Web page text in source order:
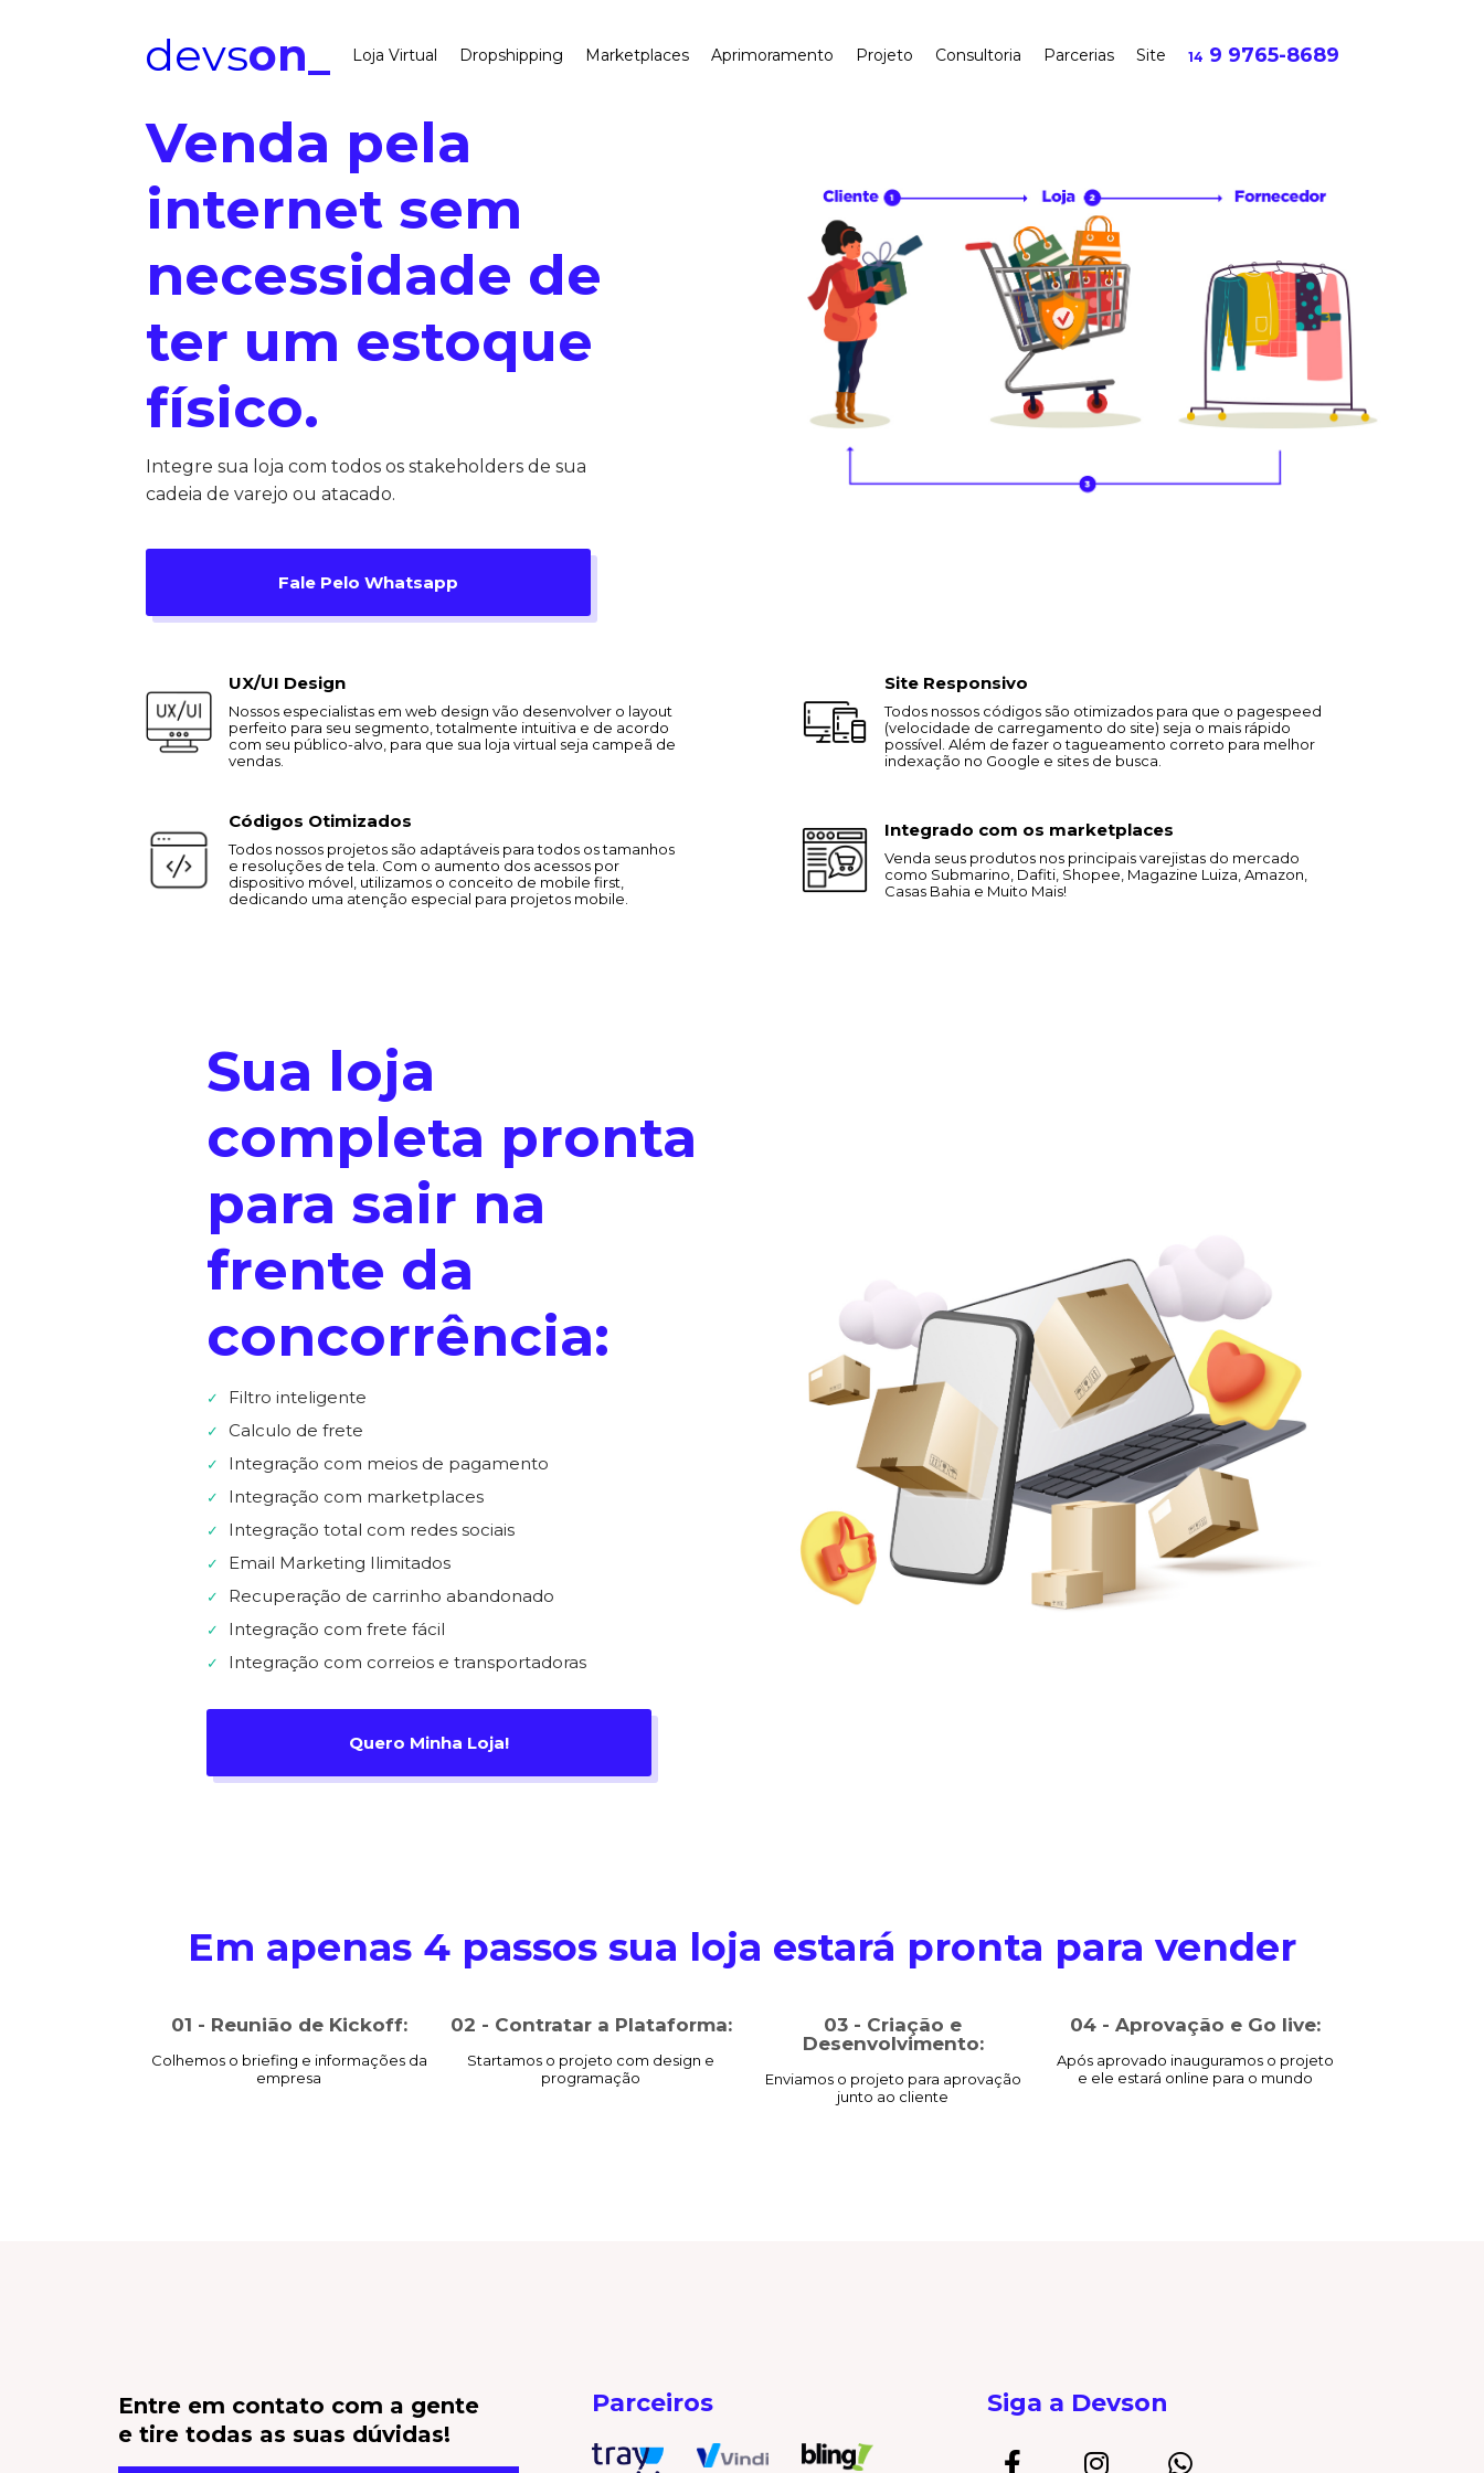
devson_ Loja Virtual Dropshipping Marketplaces Aprimoramento Projeto Consultoria Parcerias Site 14 9 9765-8689
Venda pela
internet sem
necessidade de
ter um estoque
físico.
Integre sua loja com todos os stakeholders de sua
cadeia de varejo ou atacado.
Fale Pelo Whatsapp
UX/UI Design
Nossos especialistas em web design vão desenvolver o layout
perfeito para seu segmento, totalmente intuitiva e de acordo
com seu público-alvo, para que sua loja virtual seja campeã de
vendas.
Site Responsivo
Todos nossos códigos são otimizados para que o pagespeed
(velocidade de carregamento do site) seja o mais rápido
possível. Além de fazer o tagueamento correto para melhor
indexação no Google e sites de busca.
Códigos Otimizados
Todos nossos projetos são adaptáveis para todos os tamanhos
e resoluções de tela. Com o aumento dos acessos por
dispositivo móvel, utilizamos o conceito de mobile first,
dedicando uma atenção especial para projetos mobile.
Integrado com os marketplaces
Venda seus produtos nos principais varejistas do mercado
como Submarino, Dafiti, Shopee, Magazine Luiza, Amazon,
Casas Bahia e Muito Mais!
Sua loja
completa pronta
para sair na
frente da
concorrência:
✓ Filtro inteligente
✓ Calculo de frete
✓ Integração com meios de pagamento
✓ Integração com marketplaces
✓ Integração total com redes sociais
✓ Email Marketing Ilimitados
✓ Recuperação de carrinho abandonado
✓ Integração com frete fácil
✓ Integração com correios e transportadoras
Quero Minha Loja!
Em apenas 4 passos sua loja estará pronta para vender
01 - Reunião de Kickoff:
Colhemos o briefing e informações da
empresa
02 - Contratar a Plataforma:
Startamos o projeto com design e
programação
03 - Criação e
Desenvolvimento:
Enviamos o projeto para aprovação
junto ao cliente
04 - Aprovação e Go live:
Após aprovado inauguramos o projeto
e ele estará online para o mundo
Entre em contato com a gente
e tire todas as suas dúvidas!
Parceiros Siga a Devson